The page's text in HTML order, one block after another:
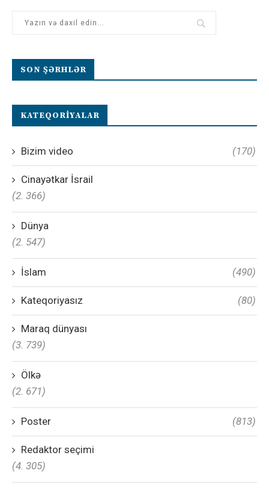
SON ŞƏRHLƏR
KATEQORIYALAR
Bizim video (170)
Cinayətkar İsrail
(2. 366)
Dünya
(2. 547)
İslam (490)
Kateqoriyasız (80)
Maraq dünyası
(3. 739)
Ölkə
(2. 671)
Poster (813)
Redaktor seçimi
(4. 305)